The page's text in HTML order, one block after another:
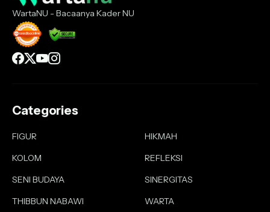
WartaNU - Bacaanya Kader NU
Categories
FIGUR
HIKMAH
KOLOM
REFLEKSI
SENI BUDAYA
SINERGITAS
THIBBUN NABAWI
WARTA